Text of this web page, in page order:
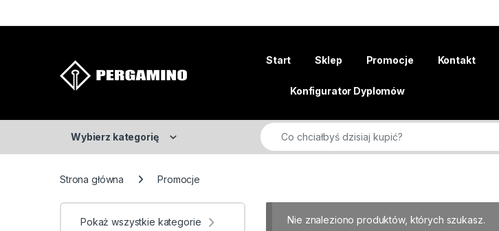
Start Sklep Promocje Kontakt
Konfigurator Dyplomów
Wybierz kategorię
Search for:
Strona główna Promocje
Nie znaleziono produktów, których szukasz.
Pokaż wszystkie kategorie